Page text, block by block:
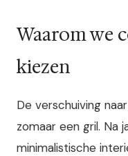
Waarom we
kiezen
De verschuiving
zomaar een gril. Na
minimalistische